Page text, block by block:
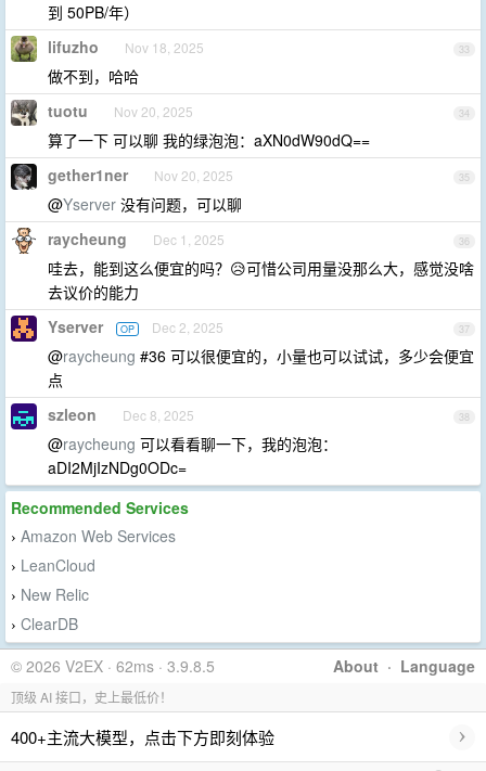
到 50PB/年）
33
lifuzho Nov 18, 2025
做不到，哈哈
34
tuotu Nov 20, 2025
算了一下 可以聊 我的绿泡泡：aXN0dW90dQ==
35
gether1ner Nov 20, 2025
@Yserver 没有问题，可以聊
36
raycheung Dec 1, 2025
哇去，能到这么便宜的吗？😥可惜公司用量没那么大，感觉没啥
去议价的能力
37
Yserver OP Dec 2, 2025
@raycheung #36 可以很便宜的，小量也可以试试，多少会便宜
点
38
szleon Dec 8, 2025
@raycheung 可以看看聊一下，我的泡泡：
aDI2MjIzNDg0ODc=
Recommended Services
› Amazon Web Services
› LeanCloud
› New Relic
› ClearDB
About · Language
© 2026 V2EX · 62ms · 3.9.8.5
顶级 AI 接口，史上最低价！
400+主流大模型，点击下方即刻体验 ›